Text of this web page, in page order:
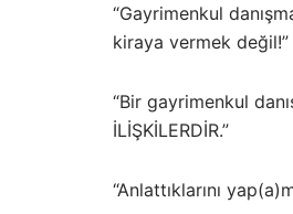
“Gayrimenkul
kiraya vermek değil!”
“Bir gayrimenkul
İLİŞKİLERDİR.”
“Anlattıklarını